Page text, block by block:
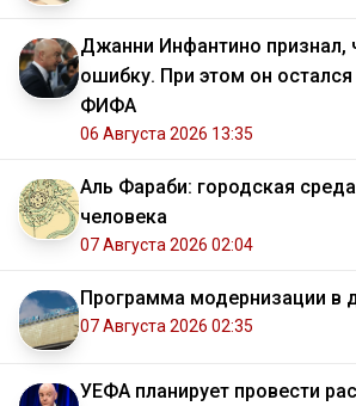
Джанни Инфантино признал,
ошибку. При этом он
ФИФА
06 Августа 2026 13:35
Аль Фараби: городская
человека
07 Августа 2026 02:04
Программа модернизации в
07 Августа 2026 02:35
УЕФА планирует провести